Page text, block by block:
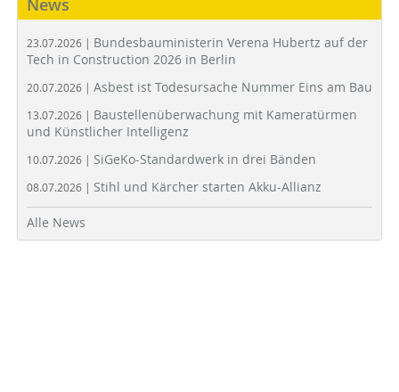
News
23.07.2026 | Bundesbauministerin Verena Hubertz auf der
Tech in Construction 2026 in Berlin
20.07.2026 | Asbest ist Todesursache Nummer Eins am Bau
13.07.2026 | Baustellenüberwachung mit Kameratürmen
und Künstlicher Intelligenz
10.07.2026 | SiGeKo-Standardwerk in drei Bänden
08.07.2026 | Stihl und Kärcher starten Akku-Allianz
Alle News